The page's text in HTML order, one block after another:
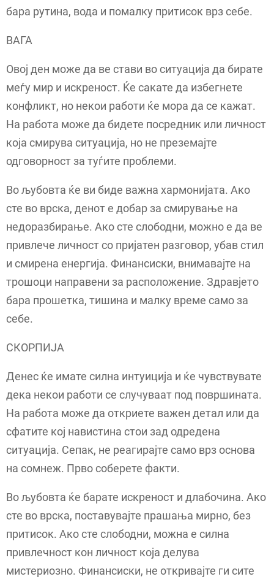
бара рутина, вода и помалку притисок врз себе.
ВАГА
Овој ден може да ве стави во ситуација да бирате
меѓу мир и искреност. Ќе сакате да избегнете
конфликт, но некои работи ќе мора да се кажат.
На работа може да бидете посредник или личност
која смирува ситуација, но не преземајте
одговорност за туѓите проблеми.
Во љубовта ќе ви биде важна хармонијата. Ако
сте во врска, денот е добар за смирување на
недоразбирање. Ако сте слободни, можно е да ве
привлече личност со пријатен разговор, убав стил
и смирена енергија. Финансиски, внимавајте на
трошоци направени за расположение. Здравјето
бара прошетка, тишина и малку време само за
себе.
СКОРПИЈА
Денес ќе имате силна интуиција и ќе чувствувате
дека некои работи се случуваат под површината.
На работа може да откриете важен детал или да
сфатите кој навистина стои зад одредена
ситуација. Сепак, не реагирајте само врз основа
на сомнеж. Прво соберете факти.
Во љубовта ќе барате искреност и длабочина. Ако
сте во врска, поставувајте прашања мирно, без
притисок. Ако сте слободни, можна е силна
привлечност кон личност која делува
мистериозно. Финансиски, не откривајте ги сите